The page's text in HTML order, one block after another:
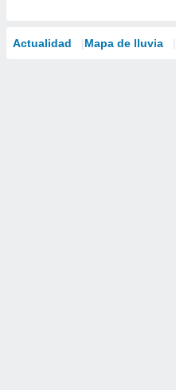
Actualidad Mapa de lluvia